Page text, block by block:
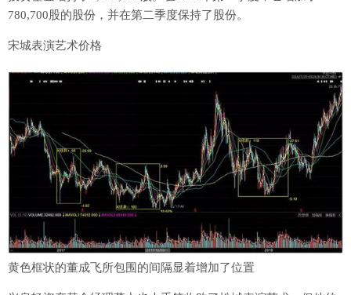
780,700股的股份，并在第二季度保持了股份。
宋城表演艺术价格
黄色框状的董成飞所包围的间隔显着增加了位置